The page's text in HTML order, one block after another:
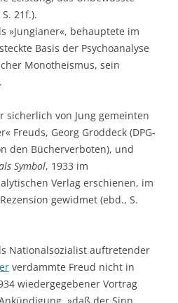
21f.).
»Jungianer«, behauptete im
Basis der Psychoanalyse
Monotheismus, sein
sicherlich von Jung gemeinten
Freuds, Georg Groddeck (DPG-
den Bücherverboten), und
Symbol, 1933 im
Verlag erschienen, im
gewidmet (ebd., S.
Nationalsozialist auftretender
verdammte Freud nicht in
wiedergegebener Vortrag